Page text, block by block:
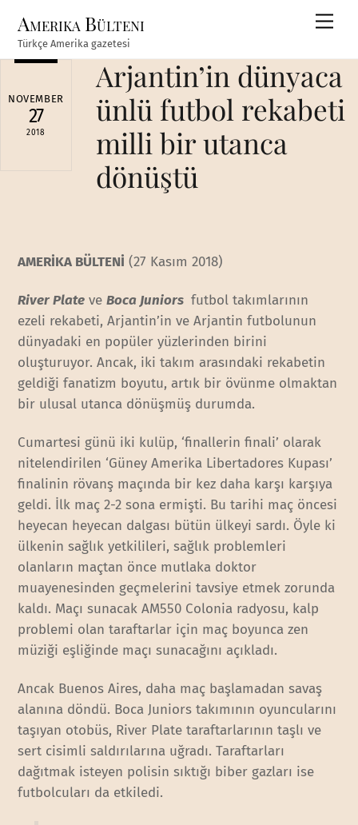
content
Amerika Bülteni
Türkçe Amerika gazetesi
NOVEMBER
27
2018
Arjantin’in dünyaca
ünlü futbol rekabeti
milli bir utanca
dönüştü
AMERİKA BÜLTENİ (27 Kasım 2018)
River Plate veBoca Juniors futbol takımlarının
ezeli rekabeti, Arjantin’in ve Arjantin futbolunun
dünyadaki en popüler yüzlerinden birini
oluşturuyor. Ancak, iki takım arasındaki rekabetin
geldiği fanatizm boyutu, artık bir övünme olmaktan
bir ulusal utanca dönüşmüş durumda.
Cumartesi günü iki kulüp, ‘finallerin finali’ olarak
nitelendirilen ‘Güney Amerika Libertadores Kupası’
finalinin rövanş maçında bir kez daha karşı karşıya
geldi. İlk maç 2-2 sona ermişti. Bu tarihi maç öncesi
heyecan heyecan dalgası bütün ülkeyi sardı. Öyle ki
ülkenin sağlık yetkilileri, sağlık problemleri
olanların maçtan önce mutlaka doktor
muayenesinden geçmelerini tavsiye etmek zorunda
kaldı. Maçı sunacak AM550 Colonia radyosu, kalp
problemi olan taraftarlar için maç boyunca zen
müziği eşliğinde maçı sunacağını açıkladı.
Ancak Buenos Aires, daha maç başlamadan savaş
alanına döndü. Boca Juniors takımının oyuncularını
taşıyan otobüs, River Plate taraftarlarının taşlı ve
sert cisimli saldırılarına uğradı. Taraftarları
dağıtmak isteyen polisin sıktığı biber gazları ise
futbolcuları da etkiledi.